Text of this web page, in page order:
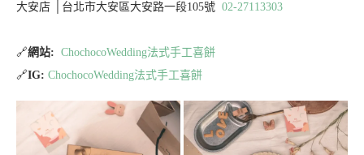
大安店 │台北市大安區大安路一段105號 02-27113303
🔗網站: ChochocoWedding法式手工喜餅
🔗IG: ChochocoWedding法式手工喜餅